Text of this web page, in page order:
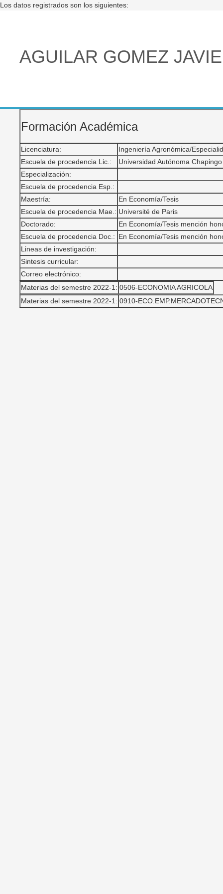
Los datos registrados son los siguientes:
AGUILAR GOMEZ
Formación Académica
Licenciatura:
Ingeniería Agronómica/
Escuela de procedencia Lic.:
Universidad Autónoma Chapingo
Especialización:
Escuela de procedencia Esp.:
Maestría:
En Economía/Tesis
Escuela de procedencia Mae.: Université de Paris
Doctorado:
En Economía/Tesis mención
Escuela de procedencia Doc.: En Economía/Tesis mención
Lineas de investigación:
Sintesis curricular:
Correo electrónico:
Materias del semestre 2022-1: 0506-ECONOMIA AGRICOLA
Materias del semestre 2022-1: 0910-